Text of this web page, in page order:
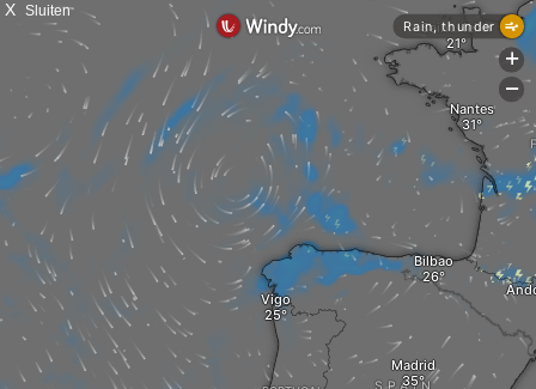
X Sluiten